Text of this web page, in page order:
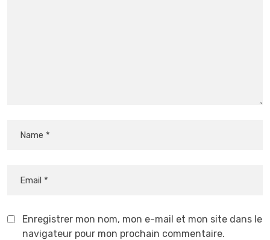
Enregistrer mon nom, mon e-mail et mon site dans le
navigateur pour mon prochain commentaire.